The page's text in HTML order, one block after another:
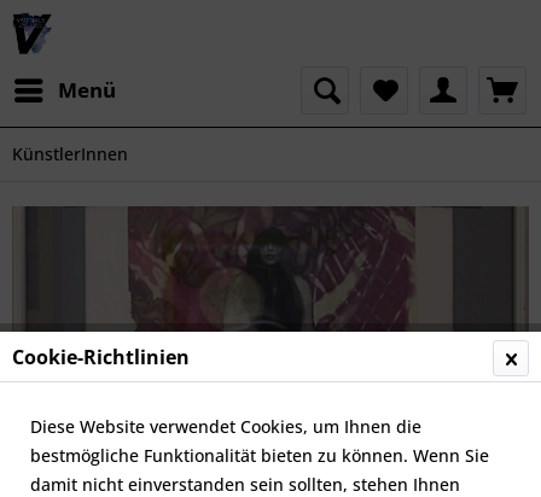
Menü
KünstlerInnen
Cookie-Richtlinien
Diese Website verwendet Cookies, um Ihnen die
bestmögliche Funktionalität bieten zu können. Wenn Sie
damit nicht einverstanden sein sollten, stehen Ihnen